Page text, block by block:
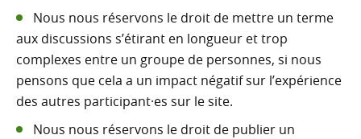
Nous nous réservons le droit de mettre un terme
aux discussions s’étirant en longueur et trop
complexes entre un groupe de personnes, si nous
pensons que cela a un impact négatif sur l’expérience
des autres participant·es sur le site.
Nous nous réservons le droit de publier un